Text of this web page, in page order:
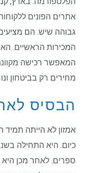
אתרים הפונים
גבוהה שיש. הם מציעים
המכירות הראשיים.
המאפשר רכישה מקוונת
מחירים רק בביטחון
הבסיס
אמזון לא הייתה תמיד
ספרים. לאחר מכן היא